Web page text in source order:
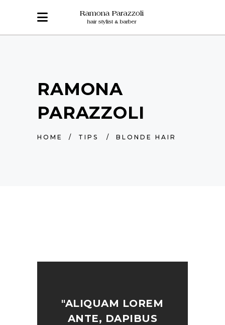
RAMONA
PARAZZOLI
HOME / TIPS / BLONDE HAIR
"ALIQUAM LOREM
ANTE, DAPIBUS